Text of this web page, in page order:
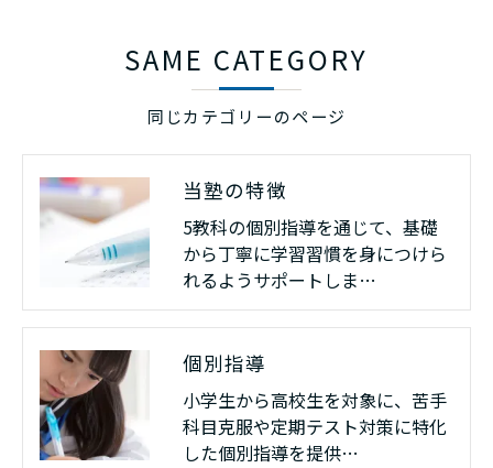
同じカテゴリーのページ
SAME CATEGORY
当塾の特徴
5教科の個別指導を通じて、基礎
から丁寧に学習習慣を身につけら
れるようサポートしま…
個別指導
小学生から高校生を対象に、苦手
科目克服や定期テスト対策に特化
した個別指導を提供…